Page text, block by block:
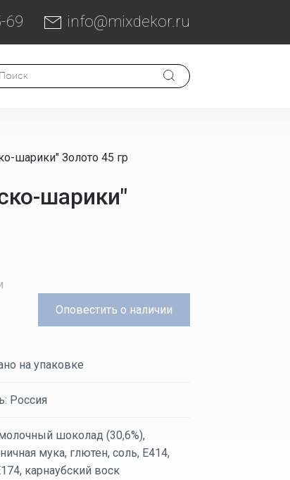
69 info@mixdekor.ru
шарики" Золото 45 гр
шарики"
Оповестить о наличии
на упаковке
Россия
шоколад (30,6%),
мука, глютен, соль, Е414,
карнаубский воск